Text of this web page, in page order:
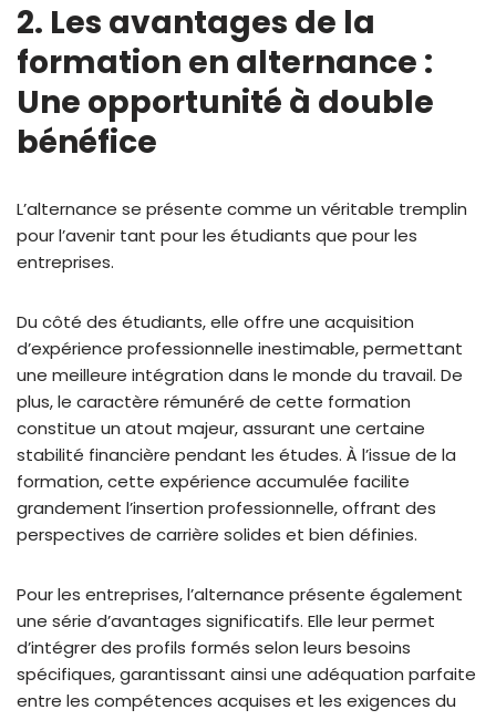
2. Les avantages de la
formation en alternance :
Une opportunité à double
bénéfice
L’alternance se présente comme un véritable tremplin
pour l’avenir tant pour les étudiants que pour les
entreprises.
Du côté des étudiants, elle offre une acquisition
d’expérience professionnelle inestimable, permettant
une meilleure intégration dans le monde du travail. De
plus, le caractère rémunéré de cette formation
constitue un atout majeur, assurant une certaine
stabilité financière pendant les études. À l’issue de la
formation, cette expérience accumulée facilite
grandement l’insertion professionnelle, offrant des
perspectives de carrière solides et bien définies.
Pour les entreprises, l’alternance présente également
une série d’avantages significatifs. Elle leur permet
d’intégrer des profils formés selon leurs besoins
spécifiques, garantissant ainsi une adéquation parfaite
entre les compétences acquises et les exigences du